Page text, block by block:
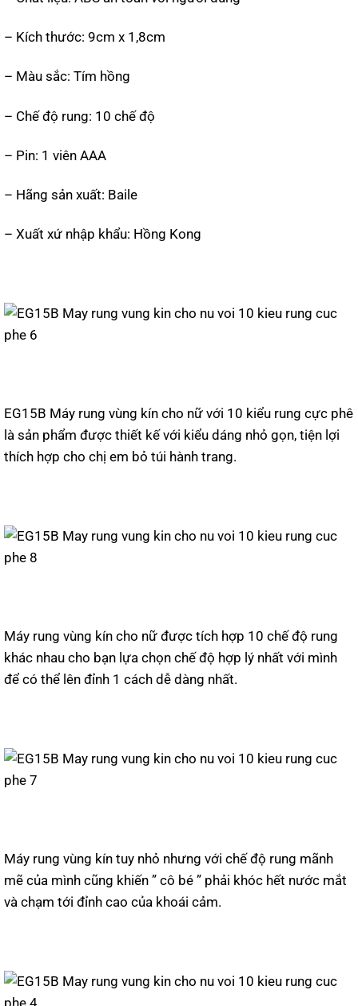
– Kích thước: 9cm x 1,8cm
– Màu sắc: Tím hồng
– Chế độ rung: 10 chế độ
– Pin: 1 viên AAA
– Hãng sản xuất: Baile
– Xuất xứ nhập khẩu: Hồng Kong
EG15B Máy rung vùng kín cho nữ với 10 kiểu rung cực phê
là sản phẩm được thiết kế với kiểu dáng nhỏ gọn, tiện lợi
thích hợp cho chị em bỏ túi hành trang.
Máy rung vùng kín cho nữ được tích hợp 10 chế độ rung
khác nhau cho bạn lựa chọn chế độ hợp lý nhất với mình
để có thể lên đỉnh 1 cách dễ dàng nhất.
Máy rung vùng kín tuy nhỏ nhưng với chế độ rung mãnh
mẽ của mình cũng khiến ” cô bé ” phải khóc hết nước mắt
và chạm tới đỉnh cao của khoái cảm.